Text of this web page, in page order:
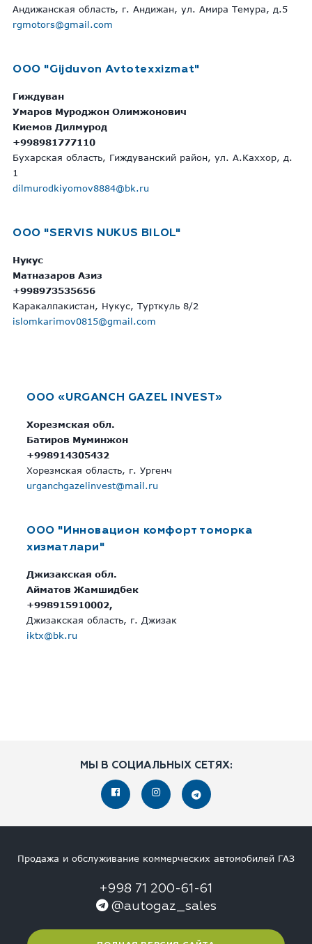
Андижанская область, г. Андижан, ул. Амира Темура, д.5
rgmotors@gmail.com
ООО "Gijduvon Avtotexxizmat"
Гиждуван
Умаров Муроджон Олимжонович
Киемов Дилмурод
+998981777110
Бухарская область, Гиждуванский район, ул. А.Каххор, д.
1
dilmurodkiyomov8884@bk.ru
OOO "SERVIS NUKUS BILOL"
Нукус
Матназаров Азиз
+998973535656
Каракалпакистан, Нукус, Турткуль 8/2
islomkarimov0815@gmail.com
OOO «URGANCH GAZEL INVEST»
Хорезмская обл.
Батиров Муминжон
+998914305432
Хорезмская область, г. Ургенч
urganchgazelinvest@mail.ru
OOO "Инновацион комфорт томорка
хизматлари"
Джизакская обл.
Айматов Жамшидбек
+998915910002,
Джизакская область, г. Джизак
iktx@bk.ru
МЫ В СОЦИАЛЬНЫХ СЕТЯХ:
Продажа и обслуживание коммерческих автомобилей ГАЗ
+998 71 200-61-61
@autogaz_sales